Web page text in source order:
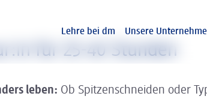
Lehre bei dm
Unsere
für 25-40 Stunden
leben: Ob Spitzenschneiden oder